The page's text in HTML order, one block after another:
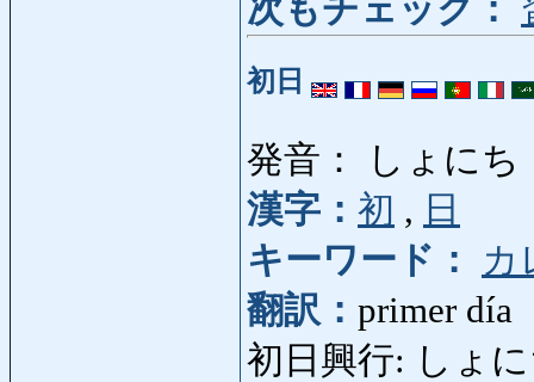
次もチェック：
初日
発音： しょにち
漢字： 初 , 日
キーワード：
カ
翻訳： primer día
初日興行: しょに